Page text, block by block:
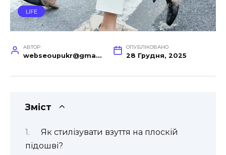
LIFE
АВТОР
webseoupukr@gmail.com
ОПУБЛІКОВАНО
28 Грудня, 2025
Зміст
Як стилізувати взуття на плоскій
підошві?